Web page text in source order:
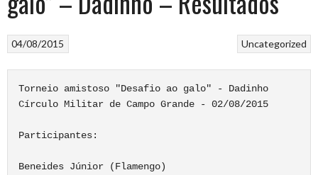
Uncategorized
04/08/2015
Torneio amistoso "Desafio ao galo" - Dadinho
Círculo Militar de Campo Grande - 02/08/2015
Participantes:
Beneides Júnior (Flamengo)